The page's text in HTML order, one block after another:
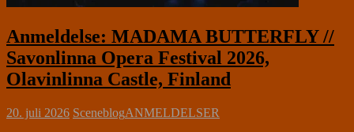
Anmeldelse: MADAMA BUTTERFLY //
Savonlinna Opera Festival 2026,
Olavinlinna Castle, Finland
20. juli 2026 SceneblogANMELDELSER